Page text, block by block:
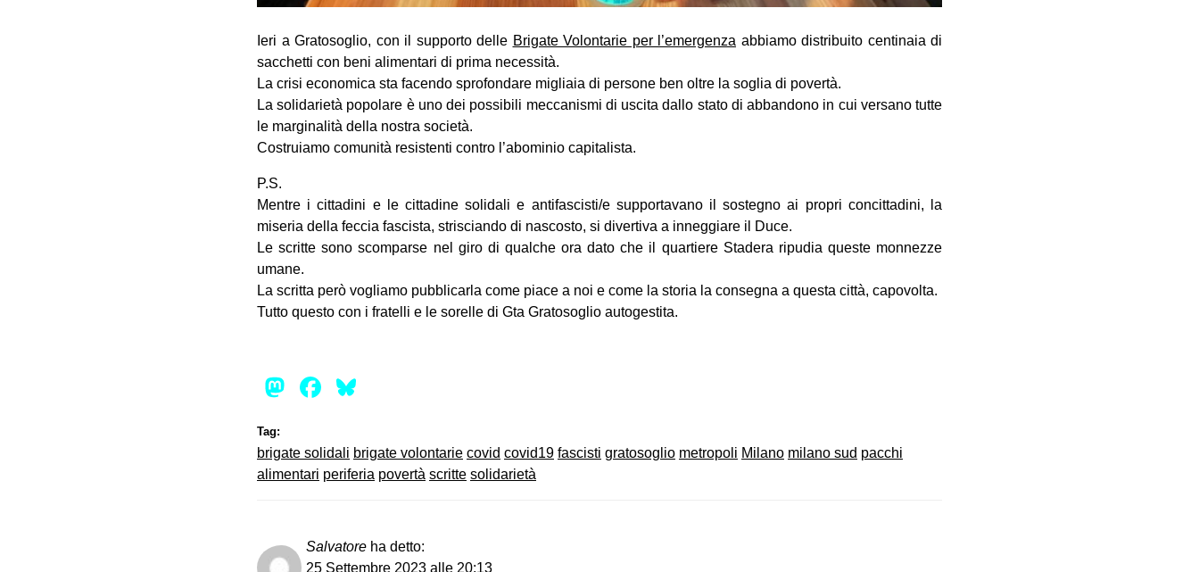
Ieri a Gratosoglio, con il supporto delle Brigate Volontarie per l’emergenza abbiamo distribuito centinaia di
sacchetti con beni alimentari di prima necessità.
La crisi economica sta facendo sprofondare migliaia di persone ben oltre la soglia di povertà.
La solidarietà popolare è uno dei possibili meccanismi di uscita dallo stato di abbandono in cui versano tutte
le marginalità della nostra società.
Costruiamo comunità resistenti contro l’abominio capitalista.
P.S.
Mentre i cittadini e le cittadine solidali e antifascisti/e supportavano il sostegno ai propri concittadini, la
miseria della feccia fascista, strisciando di nascosto, si divertiva a inneggiare il Duce.
Le scritte sono scomparse nel giro di qualche ora dato che il quartiere Stadera ripudia queste monnezze
umane.
La scritta però vogliamo pubblicarla come piace a noi e come la storia la consegna a questa città, capovolta.
Tutto questo con i fratelli e le sorelle di Gta Gratosoglio autogestita.
Mastodon
Facebook
Tag:
brigate solidali brigate volontarie covid covid19 fascisti gratosoglio metropoli Milano milano sud pacchi
alimentari periferia povertà scritte solidarietà
Salvatore ha detto:
25 Settembre 2023 alle 20:13